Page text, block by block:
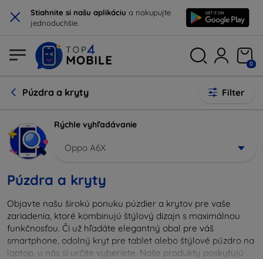
× Stiahnite si našu aplikáciu a nakupujte
jednoduchšie.
0
Púzdra a kryty Filter
Rýchle vyhľadávanie
Oppo A6X
Púzdra a kryty
Objavte našu širokú ponuku púzdier a krytov pre vaše
zariadenia, ktoré kombinujú štýlový dizajn s maximálnou
funkčnosťou. Či už hľadáte elegantný obal pre váš
smartphone, odolný kryt pre tablet alebo štýlové púzdro na
laptop, u nás si určite vyberiete. Naše produkty poskytujú